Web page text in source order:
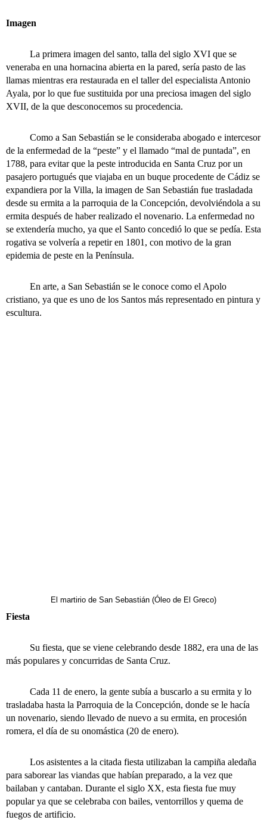
Imagen
La primera imagen del santo, talla del siglo XVI que se
veneraba en una hornacina abierta en la pared, sería pasto de las
llamas mientras era restaurada en el taller del especialista Antonio
Ayala, por lo que fue sustituida por una preciosa imagen del siglo
XVII, de la que desconocemos su procedencia.
Como a San Sebastián se le consideraba abogado e intercesor
de la enfermedad de la “peste” y el llamado “mal de puntada”, en
1788, para evitar que la peste introducida en Santa Cruz por un
pasajero portugués que viajaba en un buque procedente de Cádiz se
expandiera por la Villa, la imagen de San Sebastián fue trasladada
desde su ermita a la parroquia de la Concepción, devolviéndola a su
ermita después de haber realizado el novenario. La enfermedad no
se extendería mucho, ya que el Santo concedió lo que se pedía. Esta
rogativa se volvería a repetir en 1801, con motivo de la gran
epidemia de peste en la Península.
En arte, a San Sebastián se le conoce como el Apolo
cristiano, ya que es uno de los Santos más representado en pintura y
escultura.
El martirio de San Sebastián (Óleo de El Greco)
Fiesta
Su fiesta, que se viene celebrando desde 1882, era una de las
más populares y concurridas de Santa Cruz.
Cada 11 de enero, la gente subía a buscarlo a su ermita y lo
trasladaba hasta la Parroquia de la Concepción, donde se le hacía
un novenario, siendo llevado de nuevo a su ermita, en procesión
romera, el día de su onomástica (20 de enero).
Los asistentes a la citada fiesta utilizaban la campiña aledaña
para saborear las viandas que habían preparado, a la vez que
bailaban y cantaban. Durante el siglo XX, esta fiesta fue muy
popular ya que se celebraba con bailes, ventorrillos y quema de
fuegos de artificio.